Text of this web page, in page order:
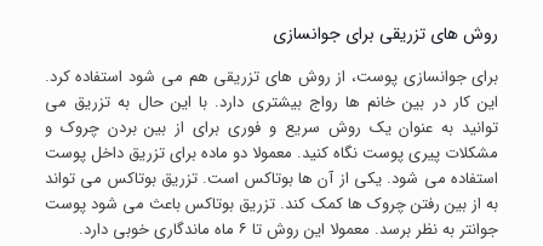
روش های تزریقی برای جوانسازی
برای جوانسازی پوست، از روش های تزریقی هم می شود استفاده کرد.
این کار در بین خانم ها رواج بیشتری دارد. با این حال به تزریق می
توانید به عنوان یک روش سریع و فوری برای از بین بردن چروک و
مشکلات پیری پوست نگاه کنید. معمولا دو ماده برای تزریق داخل پوست
استفاده می شود. یکی از آن ها بوتاکس است. تزریق بوتاکس می تواند
به از بین رفتن چروک ها کمک کند. تزریق بوتاکس باعث می شود پوست
جوانتر به نظر برسد. معمولا این روش تا ۶ ماه ماندگاری خوبی دارد.